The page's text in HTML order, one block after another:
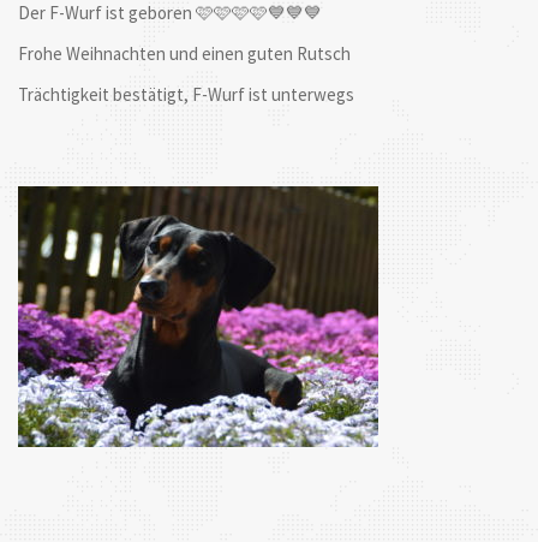
Der F-Wurf ist geboren 🩷🩷🩷🩷💙💙💙
Frohe Weihnachten und einen guten Rutsch
Trächtigkeit bestätigt, F-Wurf ist unterwegs